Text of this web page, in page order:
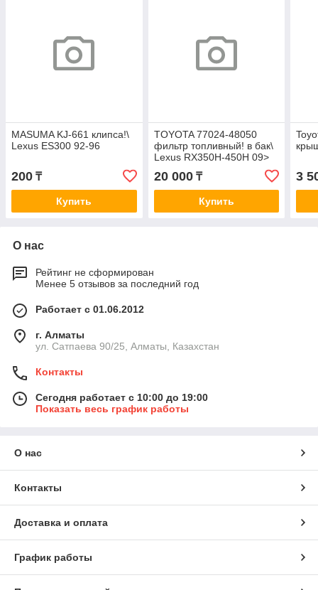
MASUMA KJ-661 клипса!\
Lexus ES300 92-96
200 ₸
Купить
TOYOTA 77024-48050
фильтр топливный! в бак\
Lexus RX350H-450H 09>
20 000₸
Купить
3
О нас
Рейтинг не сформирован
Менее 5 отзывов за последний год
Работает с 01.06.2012
г. Алматы
ул. Сатпаева 90/25, Алматы, Казахстан
Контакты
Сегодня работает с 10:00 до 19:00
Показать весь график работы
О нас
Контакты
Доставка и оплата
График работы